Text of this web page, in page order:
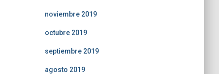
noviembre 2019
octubre 2019
septiembre 2019
agosto 2019